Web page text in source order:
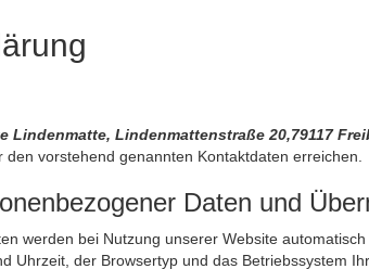
Lindenmatte, Lindenmattenstraße 20,79117
vorstehend genannten Kontaktdaten erreichen.
Daten und
werden bei Nutzung unserer Website
Uhrzeit, der Browsertyp und das Betriebssystem